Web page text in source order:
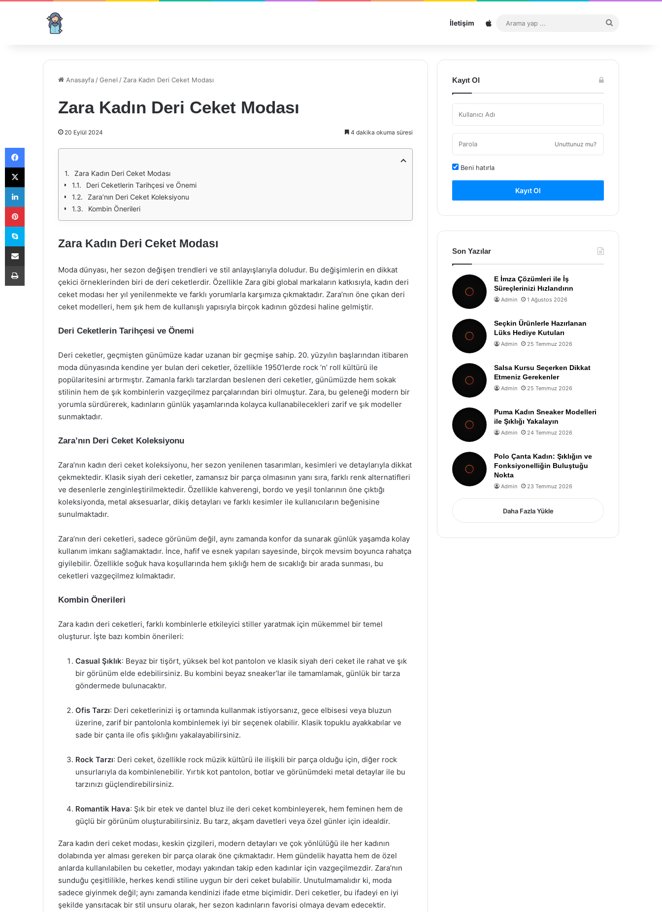
İletişim Sitemap
...
Anasayfa /Genel / Zara Kadın Deri Ceket Modası
Zara Kadın Deri Ceket Modası
20 Eylül 2024 4 dakika okuma süresi
Zara Kadın Deri Ceket Modası
Deri Ceketlerin Tarihçesi ve Önemi
Zara’nın Deri Ceket Koleksiyonu
Kombin Önerileri
Zara Kadın Deri Ceket Modası
Moda dünyası, her sezon değişen trendleri ve stil anlayışlarıyla doludur. Bu değişimlerin en dikkat
çekici örneklerinden biri de deri ceketlerdir. Özellikle Zara gibi global markaların katkısıyla, kadın deri
ceket modası her yıl yenilenmekte ve farklı yorumlarla karşımıza çıkmaktadır. Zara’nın öne çıkan deri
ceket modelleri, hem şık hem de kullanışlı yapısıyla birçok kadının gözdesi haline gelmiştir.
Deri Ceketlerin Tarihçesi ve Önemi
Deri ceketler, geçmişten günümüze kadar uzanan bir geçmişe sahip. 20. yüzyılın başlarından itibaren
moda dünyasında kendine yer bulan deri ceketler, özellikle 1950’lerde rock ‘n’ roll kültürü ile
popülaritesini artırmıştır. Zamanla farklı tarzlardan beslenen deri ceketler, günümüzde hem sokak
stilinin hem de şık kombinlerin vazgeçilmez parçalarından biri olmuştur. Zara, bu geleneği modern bir
yorumla sürdürerek, kadınların günlük yaşamlarında kolayca kullanabilecekleri zarif ve şık modeller
sunmaktadır.
Zara’nın Deri Ceket Koleksiyonu
Zara’nın kadın deri ceket koleksiyonu, her sezon yenilenen tasarımları, kesimleri ve detaylarıyla dikkat
çekmektedir. Klasik siyah deri ceketler, zamansız bir parça olmasının yanı sıra, farklı renk alternatifleri
ve desenlerle zenginleştirilmektedir. Özellikle kahverengi, bordo ve yeşil tonlarının öne çıktığı
koleksiyonda, metal aksesuarlar, dikiş detayları ve farklı kesimler ile kullanıcıların beğenisine
sunulmaktadır.
Zara’nın deri ceketleri, sadece görünüm değil, aynı zamanda konfor da sunarak günlük yaşamda kolay
kullanım imkanı sağlamaktadır. İnce, hafif ve esnek yapıları sayesinde, birçok mevsim boyunca rahatça
giyilebilir. Özellikle soğuk hava koşullarında hem şıklığı hem de sıcaklığı bir arada sunması, bu
ceketleri vazgeçilmez kılmaktadır.
Kombin Önerileri
Zara kadın deri ceketleri, farklı kombinlerle etkileyici stiller yaratmak için mükemmel bir temel
oluşturur. İşte bazı kombin önerileri:
Casual Şıklık: Beyaz bir tişört, yüksek bel kot pantolon ve klasik siyah deri ceket ile rahat ve şık
bir görünüm elde edebilirsiniz. Bu kombini beyaz sneaker’lar ile tamamlamak, günlük bir tarza
göndermede bulunacaktır.
Ofis Tarzı: Deri ceketlerinizi iş ortamında kullanmak istiyorsanız, gece elbisesi veya bluzun
üzerine, zarif bir pantolonla kombinlemek iyi bir seçenek olabilir. Klasik topuklu ayakkabılar ve
sade bir çanta ile ofis şıklığını yakalayabilirsiniz.
Rock Tarzı: Deri ceket, özellikle rock müzik kültürü ile ilişkili bir parça olduğu için, diğer rock
unsurlarıyla da kombinlenebilir. Yırtık kot pantolon, botlar ve görünümdeki metal detaylar ile bu
tarzınızı güçlendirebilirsiniz.
Romantik Hava: Şık bir etek ve dantel bluz ile deri ceket kombinleyerek, hem feminen hem de
güçlü bir görünüm oluşturabilirsiniz. Bu tarz, akşam davetleri veya özel günler için idealdir.
Zara kadın deri ceket modası, keskin çizgileri, modern detayları ve çok yönlülüğü ile her kadının
dolabında yer alması gereken bir parça olarak öne çıkmaktadır. Hem gündelik hayatta hem de özel
anlarda kullanılabilen bu ceketler, modayı yakından takip eden kadınlar için vazgeçilmezdir. Zara’nın
sunduğu çeşitlilikle, herkes kendi stiline uygun bir deri ceket bulabilir. Unutulmamalıdır ki, moda
sadece giyinmek değil; aynı zamanda kendinizi ifade etme biçimidir. Deri ceketler, bu ifadeyi en iyi
şekilde yansıtacak bir stil unsuru olarak, her sezon kadınların favorisi olmaya devam edecektir.
Kayıt Ol
Unuttunuz mu?
Beni hatırla
Kayıt Ol
Son Yazılar
E İmza Çözümleri ile İş
Süreçlerinizi Hızlandırın
Admin 1 Ağustos 2026
Seçkin Ürünlerle Hazırlanan
Lüks Hediye Kutuları
Admin 25 Temmuz 2026
Salsa Kursu Seçerken Dikkat
Etmeniz Gerekenler
Admin 25 Temmuz 2026
Puma Kadın Sneaker Modelleri
ile Şıklığı Yakalayın
Admin 24 Temmuz 2026
Polo Çanta Kadın: Şıklığın ve
Fonksiyonelliğin Buluştuğu
Nokta
Admin 23 Temmuz 2026
Daha Fazla Yükle
Facebook
X
LinkedIn
Pinterest
Skype
E-Posta ile paylaş